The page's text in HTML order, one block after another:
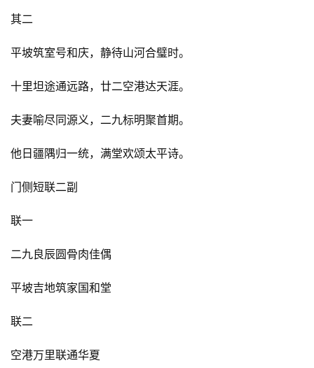
其二
平坡筑室号和庆，静待山河合璧时。
十里坦途通远路，廿二空港达天涯。
夫妻喻尽同源义，二九标明聚首期。
他日疆隅归一统，满堂欢颂太平诗。
门侧短联二副
联一
二九良辰圆骨肉佳偶
平坡吉地筑家国和堂
联二
空港万里联通华夏